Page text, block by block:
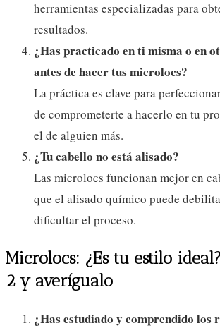
herramientas especializadas para
resultados.
¿Has practicado en ti misma o en
antes de hacer tus microlocs?
La práctica es clave para
de comprometerte a hacerlo en tu
el de alguien más.
¿Tu cabello no está alisado?
Las microlocs funcionan mejor en
que el alisado químico puede
dificultar el proceso.
Microlocs: ¿Es tu estilo
2 y averígualo
¿Has estudiado y comprendido los